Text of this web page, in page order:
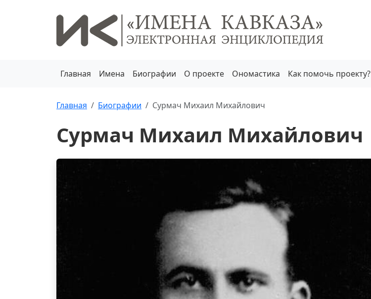
Главная Имена Биографии О проекте Ономастика Как помочь проекту?
Главная Биографии Сурмач Михаил Михайлович
Сурмач Михаил Михайлович